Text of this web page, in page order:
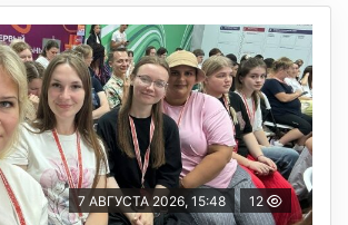
7 АВГУСТА 2026, 15:48 12